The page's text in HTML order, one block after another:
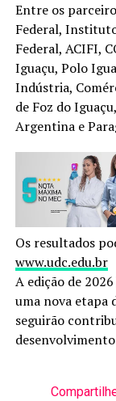
Entre os
Federal,
Federal, ACIFI,
Iguaçu, Polo
Indústria,
de Foz do
Argentina e
Os resultados
www.udc.edu.br
A edição de
uma nova etapa
seguirão